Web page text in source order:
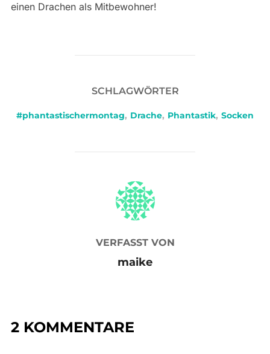
einen Drachen als Mitbewohner!
SCHLAGWÖRTER
#phantastischermontag, Drache, Phantastik, Socken
BEITRAGSAUTOR
VERFASST VON
maike
2 KOMMENTARE